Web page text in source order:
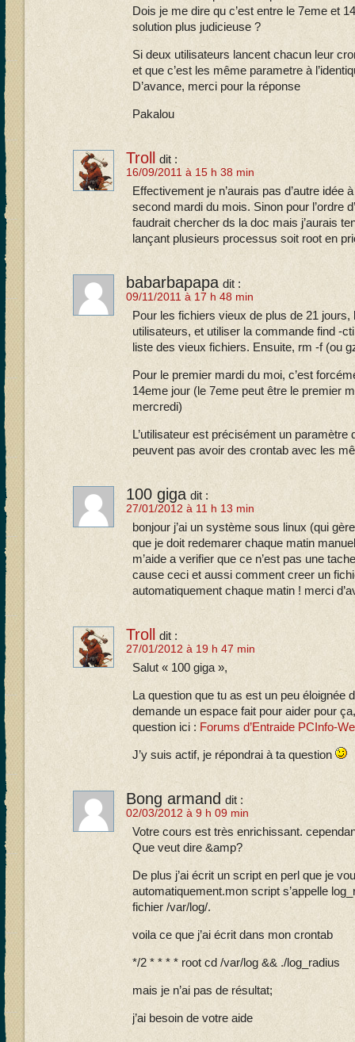
Dois je me dire qu c’est entre le 7eme et
solution plus judicieuse ?
Si deux utilisateurs lancent chacun leur
et que c’est les même parametre à
D’avance, merci pour la réponse
Pakalou
Troll dit :
16/09/2011 à 15 h 38 min
Effectivement je n’aurais pas d’autre idée
second mardi du mois. Sinon pour l’ordre
faudrait chercher ds la doc mais j’aurais
lançant plusieurs processus soit root en
babarbapapa dit :
09/11/2011 à 17 h 48 min
Pour les fichiers vieux de plus de 21
utilisateurs, et utiliser la commande find -
liste des vieux fichiers. Ensuite, rm -f (ou
Pour le premier mardi du moi, c’est
14eme jour (le 7eme peut être le premier
mercredi)
L’utilisateur est précisément un
peuvent pas avoir des crontab avec les
100 giga dit :
27/01/2012 à 11 h 13 min
bonjour j’ai un système sous linux (qui
que je doit redemarer chaque matin
m’aide a verifier que ce n’est pas une
cause ceci et aussi comment creer un
automatiquement chaque matin ! merci
Troll dit :
27/01/2012 à 19 h 47 min
Salut « 100 giga »,
La question que tu as est un peu éloignée
demande un espace fait pour aider pour
question ici : Forums d’Entraide PCInfo-
J’y suis actif, je répondrai à ta question
Bong armand dit :
02/03/2012 à 9 h 09 min
Votre cours est très enrichissant.
Que veut dire &amp?
De plus j’ai écrit un script en perl que je
automatiquement.mon script s’appelle
fichier /var/log/.
voila ce que j’ai écrit dans mon crontab
*/2 * * * * root cd /var/log && ./log_radius
mais je n’ai pas de résultat;
j’ai besoin de votre aide